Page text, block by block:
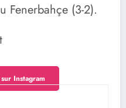
Fenerbahçe (3-2).
Instagram